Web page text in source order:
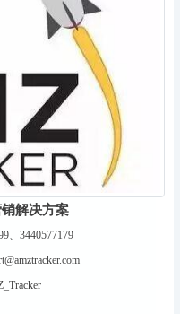
解决方案
、3440577179